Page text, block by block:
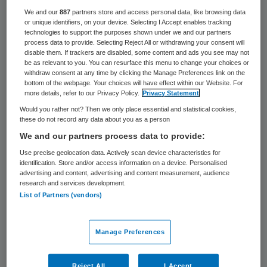
Vlak nadat ziekenhuis ZorgSaam in
Terneuzen liet weten drie poliklinieken te
openen in Middelburg, meldt ziekenhuis
Lievenshuis dat het de polikliniek
dermatologie in Middelburg gaat uitbreiden.
Dat schrijft omroep Zeeland.
Lievensberg voegt twee huidspecialisten
toe aan het dermatologieteam. Op die
manier wil het ziekenhuis voorkomen dat de
Lievensberg in de vestiging in Bergen op
Zoom een nieuwe behandeling van moeilijke
vormen van huidkanker aanbieden.
We and our887 partners store and access personal data, like browsing data
or unique identifiers, on your device. Selecting I Accept enables tracking
technologies to support the purposes shown under we and our partners
process data to provide. Selecting Reject All or withdrawing your consent will
disable them. If trackers are disabled, some content and ads you see may not
be as relevant to you. You can resurface this menu to change your choices or
withdraw consent at any time by clicking the Manage Preferences link on the
bottom of the webpage. Your choices will have effect within our Website. For
more details, refer to our Privacy Policy.
Privacy Statement
Would you rather not? Then we only place essential and statistical cookies,
these do not record any data about you as a person
We and our partners process data to provide:
Use precise geolocation data. Actively scan device characteristics for
identification. Store and/or access information on a device. Personalised
advertising and content, advertising and content measurement, audience
research and services development.
List of Partners (vendors)
Manage Preferences